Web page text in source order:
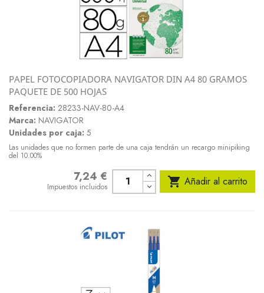
PAPEL FOTOCOPIADORA NAVIGATOR DIN A4 80 GRAMOS
PAQUETE DE 500 HOJAS
Referencia: 28233-NAV-80-A4
Marca: NAVIGATOR
Unidades por caja: 5
Las unidades que no formen parte de una caja tendrán un recargo minipiking
del 10.00%
7,24 €
Impuestos incluidos  Añadir al carrito